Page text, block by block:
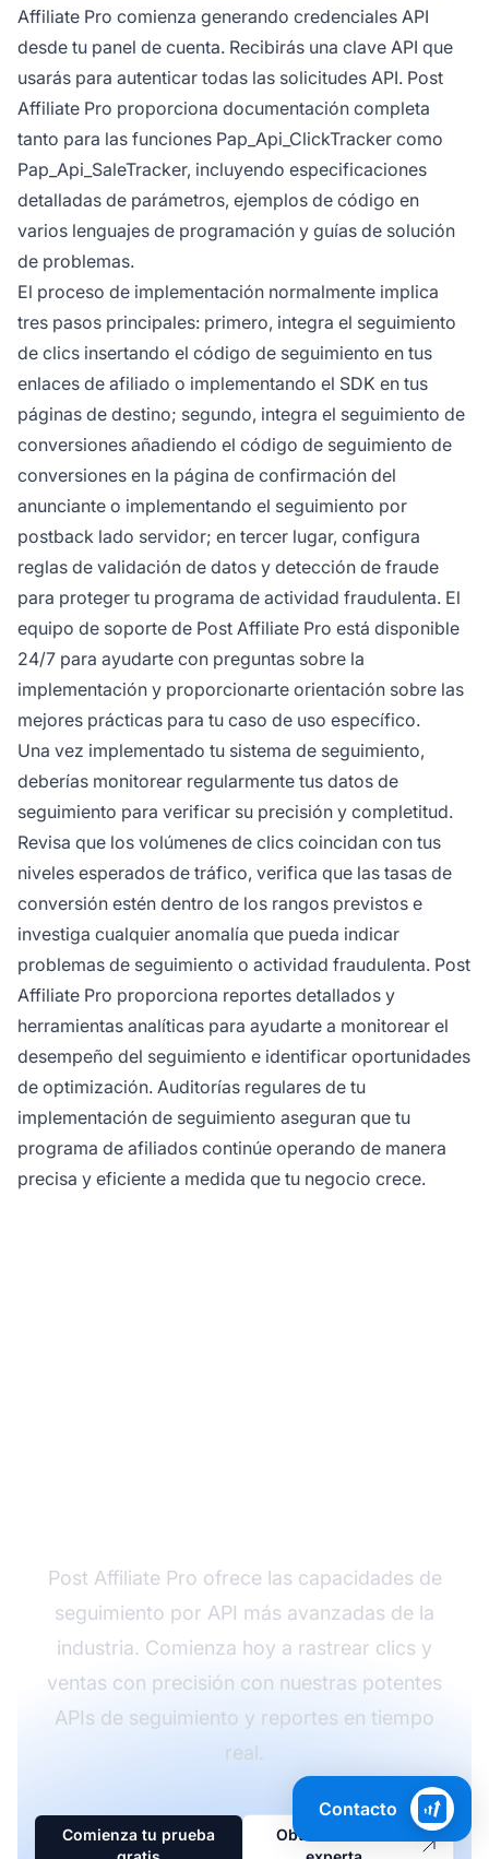
Affiliate Pro comienza generando credenciales API
desde tu panel de cuenta. Recibirás una clave API que
usarás para autenticar todas las solicitudes API. Post
Affiliate Pro proporciona documentación completa
tanto para las funciones Pap_Api_ClickTracker como
Pap_Api_SaleTracker, incluyendo especificaciones
detalladas de parámetros, ejemplos de código en
varios lenguajes de programación y guías de solución
de problemas.
El proceso de implementación normalmente implica
tres pasos principales: primero, integra el seguimiento
de clics insertando el código de seguimiento en tus
enlaces de afiliado o implementando el SDK en tus
páginas de destino; segundo, integra el seguimiento de
conversiones añadiendo el código de seguimiento de
conversiones en la página de confirmación del
anunciante o implementando el seguimiento por
postback lado servidor; en tercer lugar, configura
reglas de validación de datos y detección de fraude
para proteger tu programa de actividad fraudulenta. El
equipo de soporte de Post Affiliate Pro está disponible
24/7 para ayudarte con preguntas sobre la
implementación y proporcionarte orientación sobre las
mejores prácticas para tu caso de uso específico.
Una vez implementado tu sistema de seguimiento,
deberías monitorear regularmente tus datos de
seguimiento para verificar su precisión y completitud.
Revisa que los volúmenes de clics coincidan con tus
niveles esperados de tráfico, verifica que las tasas de
conversión estén dentro de los rangos previstos e
investiga cualquier anomalía que pueda indicar
problemas de seguimiento o actividad fraudulenta. Post
Affiliate Pro proporciona reportes detallados y
herramientas analíticas para ayudarte a monitorear el
desempeño del seguimiento e identificar oportunidades
de optimización. Auditorías regulares de tu
implementación de seguimiento aseguran que tu
programa de afiliados continúe operando de manera
precisa y eficiente a medida que tu negocio crece.
Post Affiliate Pro ofrece las capacidades de
seguimiento por API más avanzadas de la
industria. Comienza hoy a rastrear clics y
ventas con precisión con nuestras potentes
APIs de seguimiento y reportes en tiempo
real.
Comienza tu prueba
Obtén asesoría
Contacto